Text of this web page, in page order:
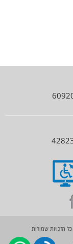
כל הזכויות שמורות